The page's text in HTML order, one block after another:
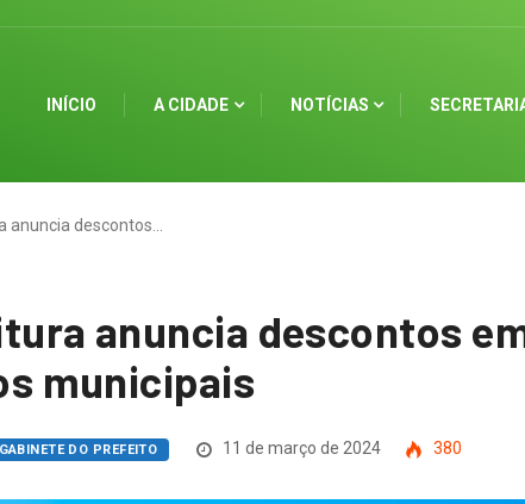
INÍCIO A CIDADE NOTÍCIAS
anuncia descontos…
anuncia descontos
municipais
GABINETE DO PREFEITO 11 de março de 2024 380